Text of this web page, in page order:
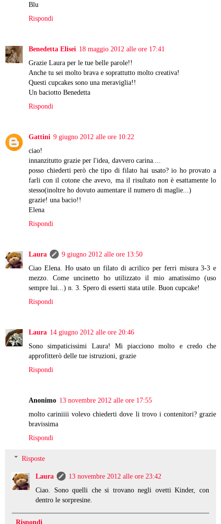
Blu
Rispondi
Benedetta Elisei 18 maggio 2012 alle ore 17:41
Grazie Laura per le tue belle parole!!
Anche tu sei molto brava e soprattutto molto creativa!
Questi cupcakes sono una meraviglia!!
Un baciotto Benedetta
Rispondi
Gattini 9 giugno 2012 alle ore 10:22
ciao!
innanzitutto grazie per l'idea, davvero carina....
posso chiederti però che tipo di filato hai usato? io ho provato a
farli con il cotone che avevo, ma il risultato non è esattamente lo
stesso(inoltre ho dovuto aumentare il numero di maglie...)
grazie! una bacio!!
Elena
Rispondi
Laura
9 giugno 2012 alle ore 13:50
Ciao Elena. Ho usato un filato di acrilico per ferri misura 3-3 e
mezzo. Come uncinetto ho utilizzato il mio amatissimo (uso
sempre lui...) n. 3. Spero di esserti stata utile. Buon cupcake!
Rispondi
Laura 14 giugno 2012 alle ore 20:46
Sono simpaticissimi Laura! Mi piacciono molto e credo che
approfitterò delle tue istruzioni, grazie
Rispondi
Anonimo 13 novembre 2012 alle ore 17:55
molto cariniiii volevo chiederti dove li trovo i contenitori? grazie
bravissima
Rispondi
Risposte
Laura
13 novembre 2012 alle ore 23:42
Ciao. Sono quelli che si trovano negli ovetti Kinder, con
dentro le sorpresine.
Rispondi